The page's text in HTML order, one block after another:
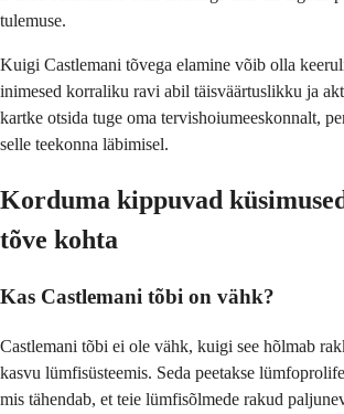
tulemuse.
Kuigi Castlemani tõvega elamine võib olla
inimesed korraliku ravi abil täisväärtuslikku ja
kartke otsida tuge oma tervishoiumeeskonnalt,
selle teekonna läbimisel.
Korduma kippuvad
tõve kohta
Kas Castlemani tõbi on vähk?
Castlemani tõbi ei ole vähk, kuigi see hõlmab
kasvu lümfisüsteemis. Seda peetakse
mis tähendab, et teie lümfisõlmede rakud